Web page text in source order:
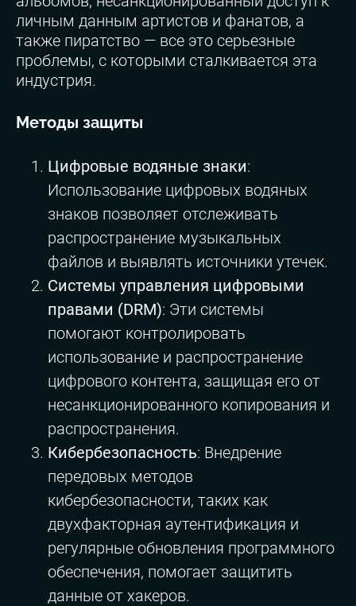
личным данным артистов и фанатов, а
также пиратство — все это серьезные
проблемы, с которыми сталкивается эта
индустрия.
Методы защиты
Цифровые водяные знаки:
Использование цифровых водяных
знаков позволяет отслеживать
распространение музыкальных
файлов и выявлять источники утечек.
Системы управления цифровыми
правами (DRM): Эти системы
помогают контролировать
использование и распространение
цифрового контента, защищая его от
несанкционированного копирования и
распространения.
Кибербезопасность: Внедрение
передовых методов
кибербезопасности, таких как
двухфакторная аутентификация и
регулярные обновления программного
обеспечения, помогает защитить
данные от хакеров.